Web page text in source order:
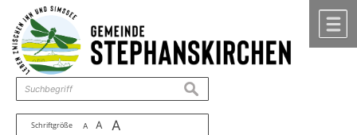
Zum Inhalt ,zur Navigation
Schriftgröße A A A
suchen